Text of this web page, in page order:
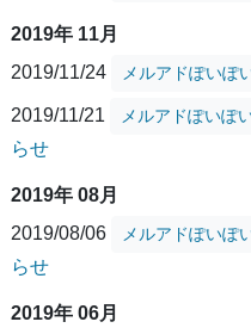
2019年 11月
2019/11/24
メルアドぽいぽ
2019/11/21 メルアドぽいぽ
らせ
2019年 08月
2019/08/06
メルアドぽいぽ
らせ
2019年 06月